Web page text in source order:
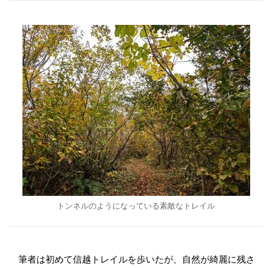
トンネルのようになっている素敵なトレイル
筆者は初めて信越トレイルを歩いたが、自然が綺麗に残さ